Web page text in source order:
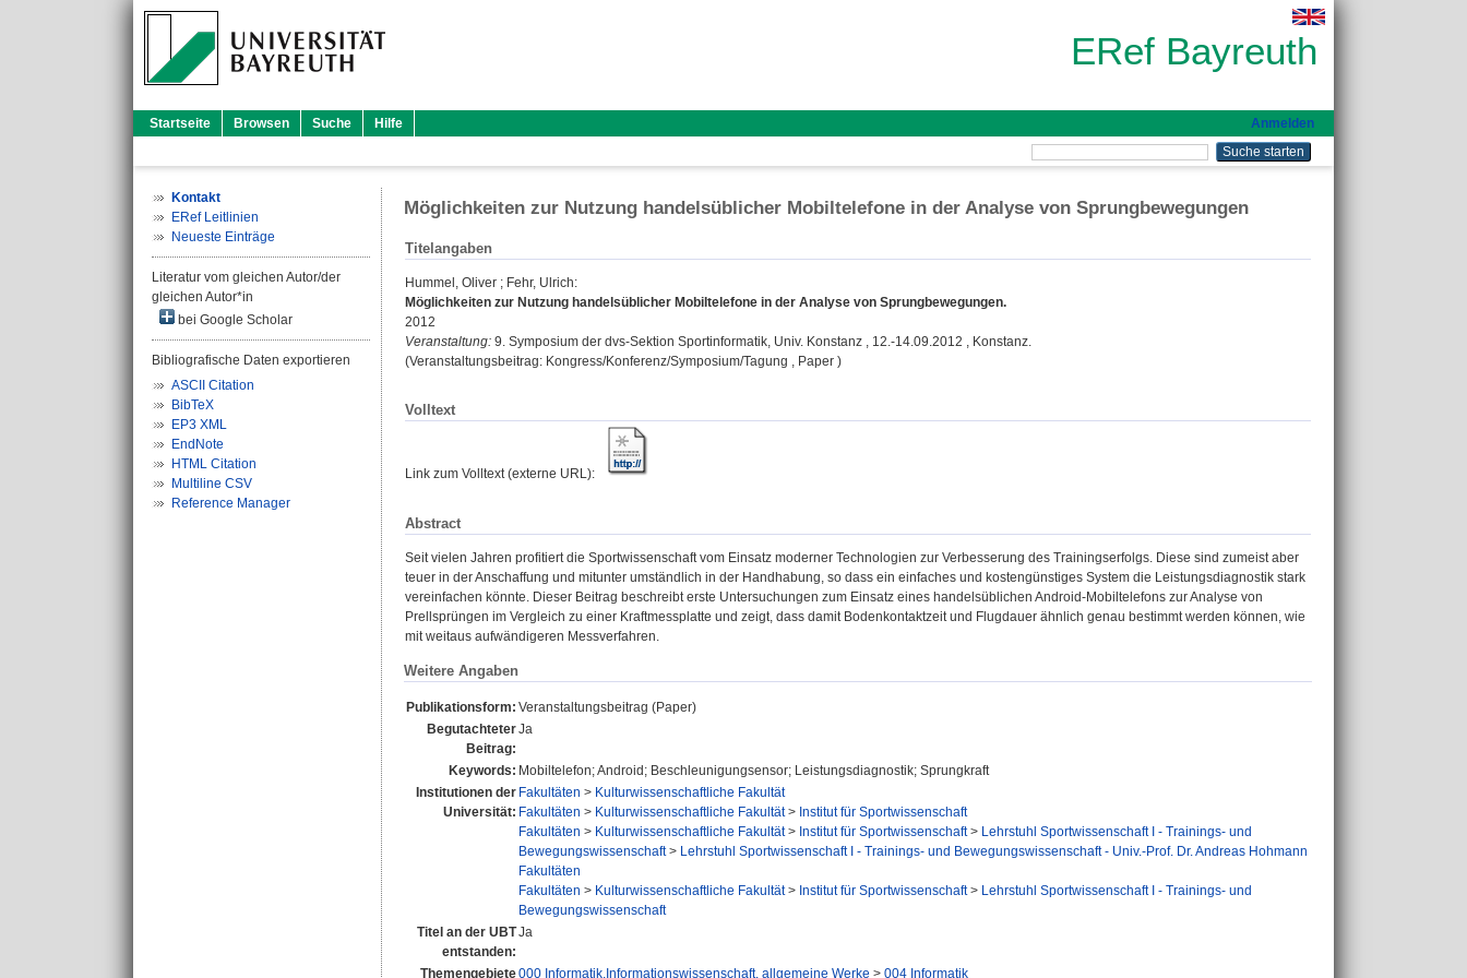
ERef Bayreuth
Startseite Browsen Suche Hilfe Anmelden
Kontakt
ERef Leitlinien
Neueste Einträge
Literatur vom gleichen Autor/der
gleichen Autor*in
bei Google Scholar
Bibliografische Daten exportieren
ASCII Citation
BibTeX
EP3 XML
EndNote
HTML Citation
Multiline CSV
Reference Manager
Möglichkeiten zur Nutzung handelsüblicher Mobiltelefone in der Analyse von Sprungbewegungen
Titelangaben
Hummel, Oliver ; Fehr, Ulrich:
Möglichkeiten zur Nutzung handelsüblicher Mobiltelefone in der Analyse von Sprungbewegungen.
2012
Veranstaltung: 9. Symposium der dvs-Sektion Sportinformatik, Univ. Konstanz , 12.-14.09.2012 , Konstanz.
(Veranstaltungsbeitrag: Kongress/Konferenz/Symposium/Tagung , Paper )
Volltext
Link zum Volltext (externe URL):
Abstract
Seit vielen Jahren profitiert die Sportwissenschaft vom Einsatz moderner Technologien zur Verbesserung des Trainingserfolgs. Diese sind zumeist aber
teuer in der Anschaffung und mitunter umständlich in der Handhabung, so dass ein einfaches und kostengünstiges System die Leistungsdiagnostik stark
vereinfachen könnte. Dieser Beitrag beschreibt erste Untersuchungen zum Einsatz eines handelsüblichen Android-Mobiltelefons zur Analyse von
Prellsprüngen im Vergleich zu einer Kraftmessplatte und zeigt, dass damit Bodenkontaktzeit und Flugdauer ähnlich genau bestimmt werden können, wie
mit weitaus aufwändigeren Messverfahren.
Weitere Angaben
Publikationsform: Veranstaltungsbeitrag (Paper)
Begutachteter
Beitrag:
Ja
Keywords: Mobiltelefon; Android; Beschleunigungsensor; Leistungsdiagnostik; Sprungkraft
Institutionen der
Universität:
Fakultäten > Kulturwissenschaftliche Fakultät
Fakultäten > Kulturwissenschaftliche Fakultät> Institut für Sportwissenschaft
Fakultäten > Kulturwissenschaftliche Fakultät> Institut für Sportwissenschaft> Lehrstuhl Sportwissenschaft I - Trainings- und
Bewegungswissenschaft> Lehrstuhl Sportwissenschaft I - Trainings- und Bewegungswissenschaft - Univ.-Prof. Dr. Andreas Hohmann
Fakultäten
Fakultäten > Kulturwissenschaftliche Fakultät> Institut für Sportwissenschaft> Lehrstuhl Sportwissenschaft I - Trainings- und
Bewegungswissenschaft
Titel an der UBT
entstanden:
Ja
Themengebiete000 Informatik,Informationswissenschaft, allgemeine Werke > 004 Informatik